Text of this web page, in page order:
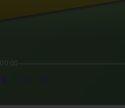
00:00
PlayForwardForward